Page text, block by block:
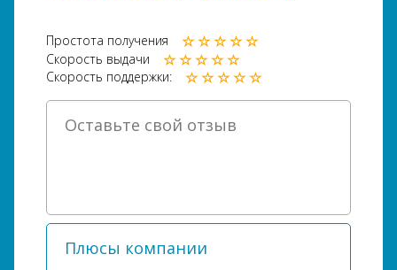
Простота получения
Скорость выдачи
Скорость поддержки: